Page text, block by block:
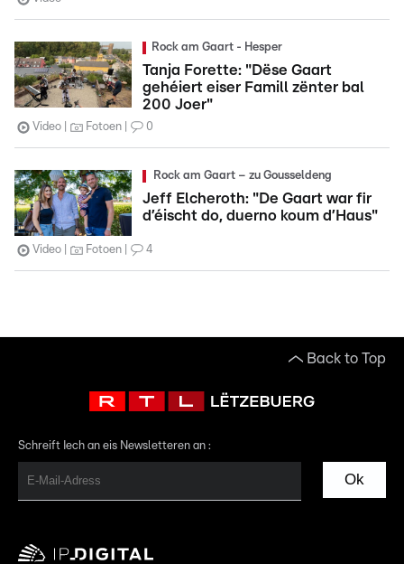
Rock am Gaart - Hesper
Tanja Forette: "Dëse Gaart
gehéiert eiser Famill zënter bal
200 Joer"
Video Fotoen 0
Rock am Gaart – zu Gousseldeng
Jeff Elcheroth: "De Gaart war fir
d’éischt do, duerno koum d’Haus"
Video Fotoen 4
Back to Top
Schreift Iech an eis Newsletteren an :
Ok